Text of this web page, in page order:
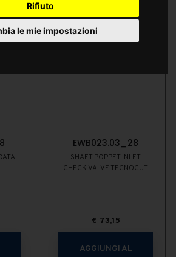
Rifiuto
le mie impostazioni
EWB023.03_28
SHAFT POPPET INLET
CHECK VALVE TECNOCUT
€ 73,15
AGGIUNGI AL